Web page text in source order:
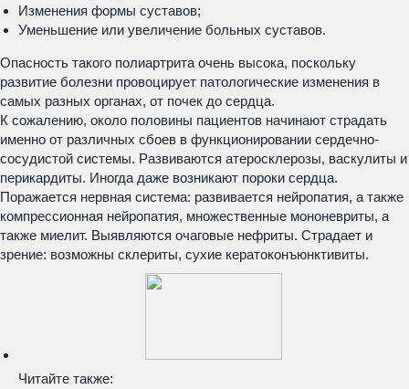
Изменения формы суставов;
Уменьшение или увеличение больных суставов.
Опасность такого полиартрита очень высока, поскольку
развитие болезни провоцирует патологические изменения в
самых разных органах, от почек до сердца.
К сожалению, около половины пациентов начинают страдать
именно от различных сбоев в функционировании сердечно-
сосудистой системы. Развиваются атеросклерозы, васкулиты и
перикардиты. Иногда даже возникают пороки сердца.
Поражается нервная система: развивается нейропатия, а также
компрессионная нейропатия, множественные мононевриты, а
также миелит. Выявляются очаговые нефриты. Страдает и
зрение: возможны склериты, сухие кератоконъюнктивиты.
Читайте также: